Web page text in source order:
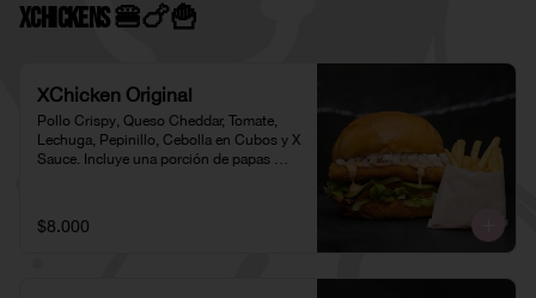
XChickens 🍔🍗🍟
XChicken Original
Pollo Crispy, Queso Cheddar, Tomate,
Lechuga, Pepinillo, Cebolla en Cubos y X
Sauce. Incluye una porción de papas
$8.000